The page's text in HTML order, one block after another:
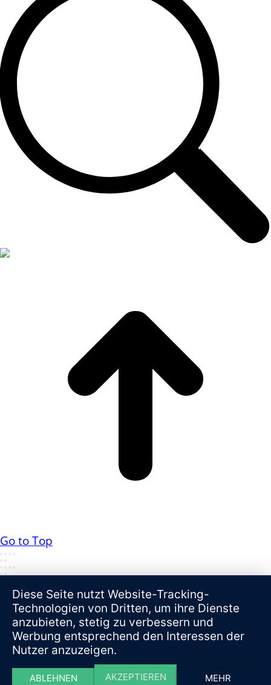
Go to Top
Diese Seite nutzt Website-Tracking-
Technologien von Dritten, um ihre Dienste
anzubieten, stetig zu verbessern und
Werbung entsprechend den Interessen der
Nutzer anzuzeigen.
ABLEHNEN AKZEPTIEREN MEHR